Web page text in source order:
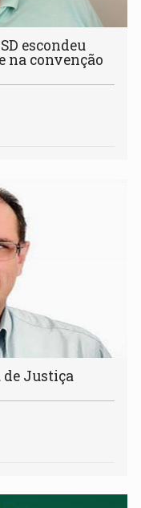
escondeu
na convenção
de Justiça